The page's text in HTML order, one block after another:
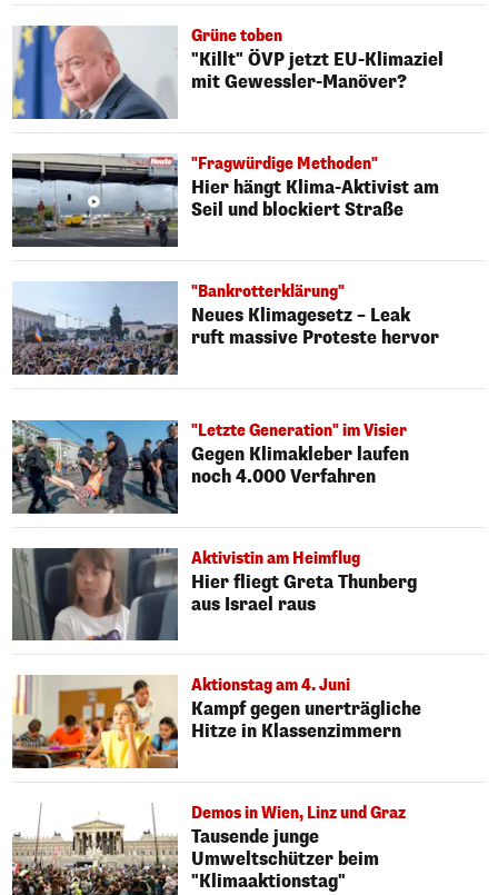
Grüne toben
"Killt" ÖVP jetzt EU-Klimaziel
mit Gewessler-Manöver?
"Fragwürdige Methoden"
Hier hängt Klima-Aktivist am
Seil und blockiert Straße
"Bankrotterklärung"
Neues Klimagesetz – Leak
ruft massive Proteste hervor
"Letzte Generation" im Visier
Gegen Klimakleber laufen
noch 4.000 Verfahren
Aktivistin am Heimflug
Hier fliegt Greta Thunberg
aus Israel raus
Aktionstag am 4. Juni
Kampf gegen unerträgliche
Hitze in Klassenzimmern
Demos in Wien, Linz und Graz
Tausende junge
Umweltschützer beim
"Klimaaktionstag"